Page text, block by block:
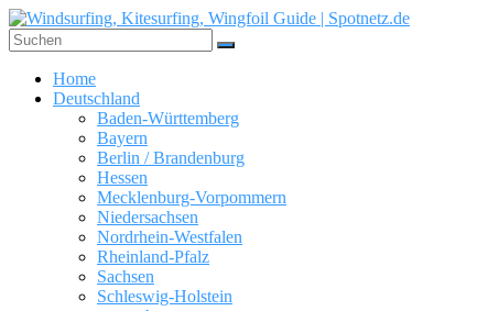
Zum
Inhalt
springen
Windsurfing,
Kitesurfing,
Wingfoil
Spotnetz.de
WINDSURFING
KITESURFING
Home
Deutschland
Baden-Württemberg
Bayern
Berlin / Brandenburg
Hessen
Mecklenburg-Vorpommern
Niedersachsen
Nordrhein-Westfalen
Rheinland-Pfalz
Sachsen
Schleswig-Holstein